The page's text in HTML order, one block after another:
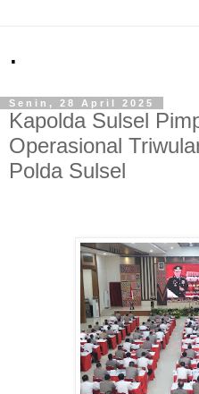
.
Senin, 28 April 2025
Kapolda Sulsel
Operasional
Polda Sulsel